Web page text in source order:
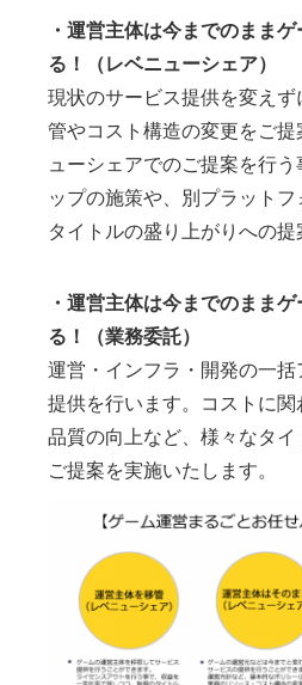
・運営主体は今までのまま
る！（レベニューシェア）
現状のサービス提供を変え
管やコスト構造の変更をご
ューシェアでのご提案を行
ップの施策や、別プラットフ
タイトルの盛り上がりへの提
・運営主体は今までのまま
る！（業務委託）
運営・インフラ・開発の一
提供を行います。コストに
品質の向上など、様々なタ
ご提案を実施いたします。